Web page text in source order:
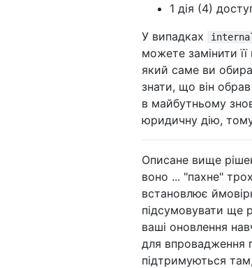
1 дія (4)
У випадках
можете замінити
який саме ви
знати, що він
в майбутньому
юридичну дію, тому
Описане вище
воно ... "пахне"
встановлює
підсумовувати ще
ваші оновлення
для впровадження
підтримуються